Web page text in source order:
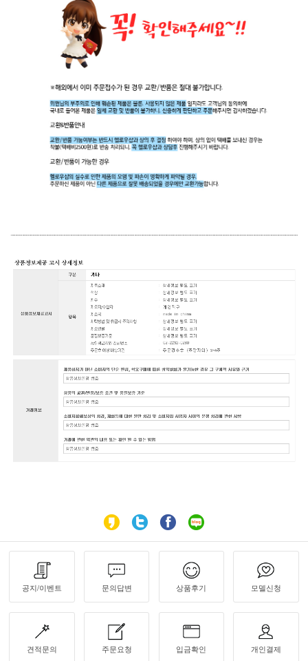
공지/이벤트 문의답변 상품후기 모델신청
견적문의 주문요청 입금확인 개인결제